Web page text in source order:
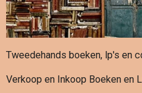
Tweedehands boeken, lp's en
Verkoop en Inkoop Boeken en